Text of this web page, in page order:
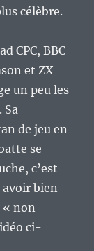
célèbre.
CPC, BBC
et ZX
un peu les
Sa
de jeu en
se
c’est
avoir bien
« non
ci-